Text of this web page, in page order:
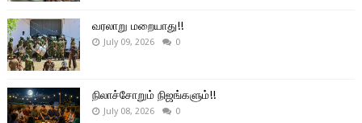
வரலாறு மறையாது!!
July 09, 2026 0
நிலாச்சோறும் நிஜங்களும்!!
July 08, 2026 0